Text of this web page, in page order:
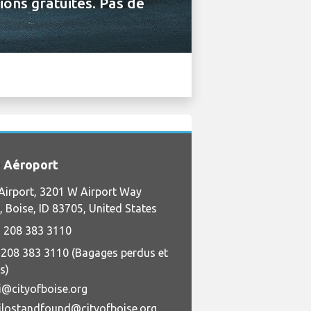
Aéroport
3201 W Airport Way
Boise, ID 83705, United States
208 383 3110
383 3110 (Bagages perdus et